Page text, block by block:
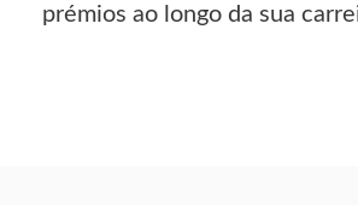
prémios ao longo da sua